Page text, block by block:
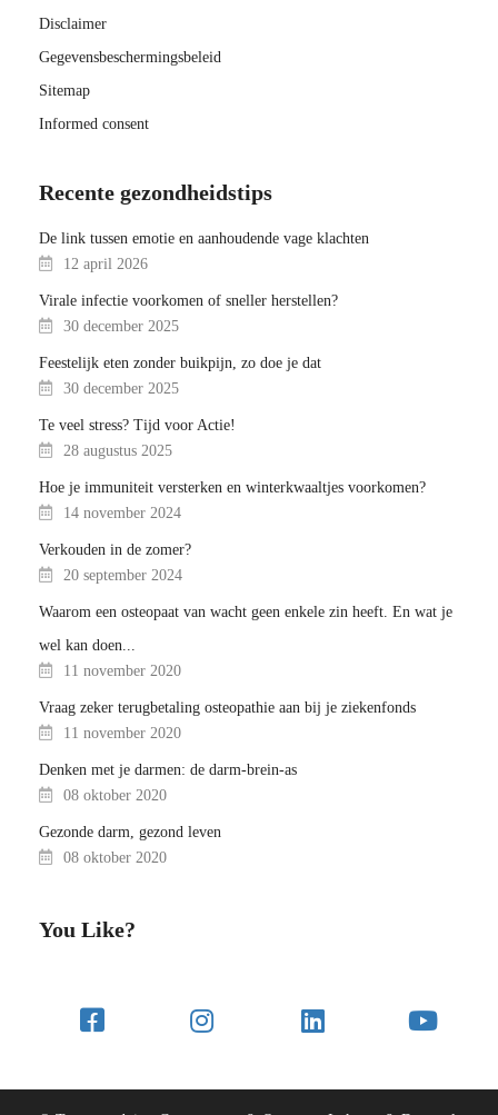
Disclaimer
Gegevensbeschermingsbeleid
Sitemap
Informed consent
Recente gezondheidstips
De link tussen emotie en aanhoudende vage klachten
12 april 2026
Virale infectie voorkomen of sneller herstellen?
30 december 2025
Feestelijk eten zonder buikpijn, zo doe je dat
30 december 2025
Te veel stress? Tijd voor Actie!
28 augustus 2025
Hoe je immuniteit versterken en winterkwaaltjes voorkomen?
14 november 2024
Verkouden in de zomer?
20 september 2024
Waarom een osteopaat van wacht geen enkele zin heeft. En wat je
wel kan doen...
11 november 2020
Vraag zeker terugbetaling osteopathie aan bij je ziekenfonds
11 november 2020
Denken met je darmen: de darm-brein-as
08 oktober 2020
Gezonde darm, gezond leven
08 oktober 2020
You Like?